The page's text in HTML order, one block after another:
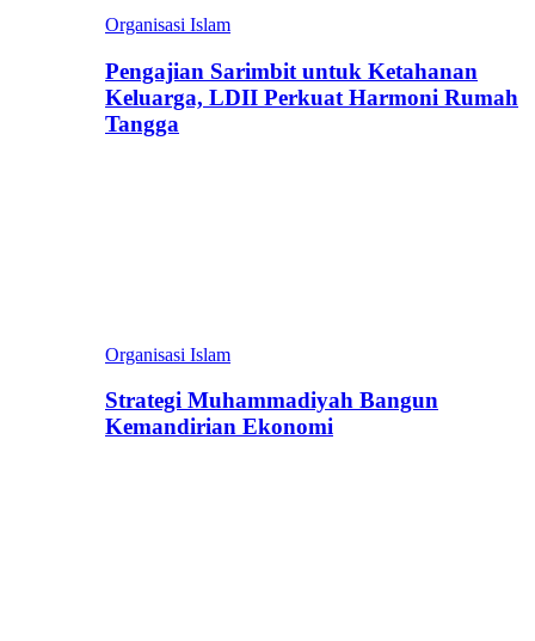
Organisasi Islam
Pengajian Sarimbit untuk Ketahanan
Keluarga, LDII Perkuat Harmoni Rumah
Tangga
Organisasi Islam
Strategi Muhammadiyah Bangun
Kemandirian Ekonomi